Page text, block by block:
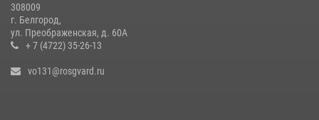
308009
г. Белгород,
ул. Преображенская, д. 60А
+ 7 (4722) 35-26-13
vo131@rosgvard.ru